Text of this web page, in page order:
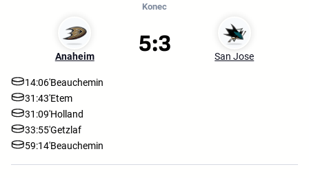
Konec
Anaheim San Jose
5:3
14:06'Beauchemin
31:43'Etem
31:09'Holland
33:55'Getzlaf
59:14'Beauchemin